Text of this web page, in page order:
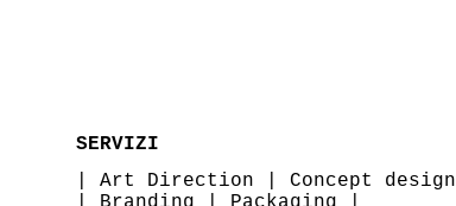
SERVIZI
Art Direction Concept design